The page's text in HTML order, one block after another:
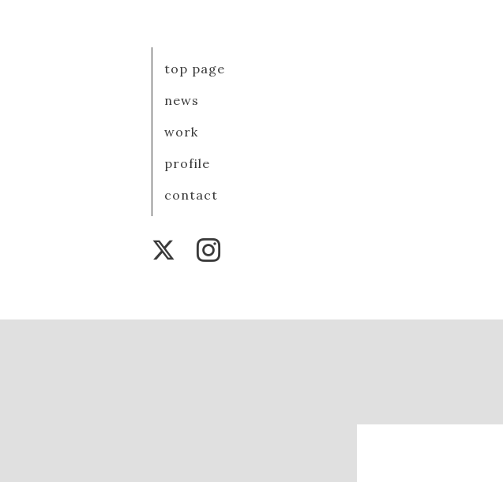
top page
news
work
profile
contact